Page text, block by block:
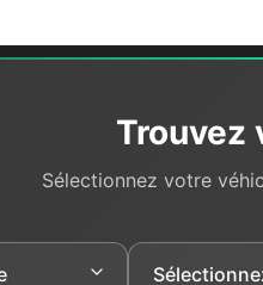
Trouvez
Sélectionnez votre